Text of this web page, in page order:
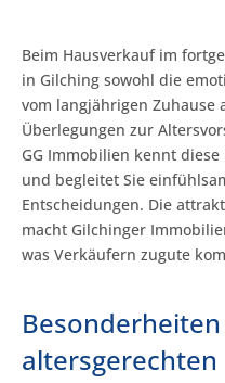
Beim Hausverkauf im
in Gilching sowohl die
vom langjährigen Zuhause
Überlegungen zur
GG Immobilien kennt
und begleitet Sie
Entscheidungen. Die
macht Gilchinger
was Verkäufern zugute